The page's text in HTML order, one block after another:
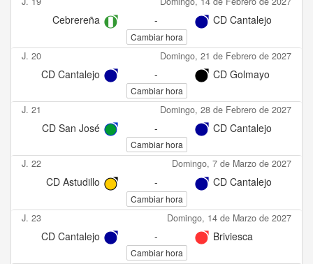
Cebrereña - CD Cantalejo
Cambiar hora
J. 20 Domingo, 21 de Febrero de 2027
CD Cantalejo - CD Golmayo
Cambiar hora
J. 21 Domingo, 28 de Febrero de 2027
CD San José - CD Cantalejo
Cambiar hora
J. 22 Domingo, 7 de Marzo de 2027
CD Astudillo - CD Cantalejo
Cambiar hora
J. 23 Domingo, 14 de Marzo de 2027
CD Cantalejo - Briviesca
Cambiar hora